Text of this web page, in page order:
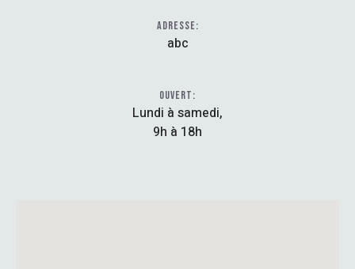
ADRESSE:
abc
OUVERT:
Lundi à samedi,
9h à 18h